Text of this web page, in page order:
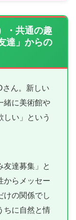
・共通の趣
達」からの
さん。新しい
緒に美術館や
しい」という
友達募集」と
からメッセー
けの関係でし
ちに自然と情